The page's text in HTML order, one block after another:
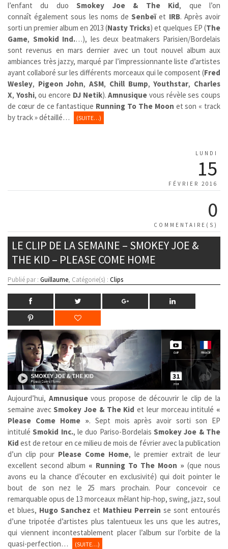
l’enfant du duoSmokey Joe & The Kid, que l’on
connaît également sous les noms deSenbeï et IRB. Après avoir
sorti un premier album en 2013 (Nasty Tricks) et quelques EP (The
Game, Smokid Ind.…), les deux beatmakers Parisien/Bordelais
sont revenus en mars dernier avec un tout nouvel album aux
ambiances très jazzy, marqué par l’impressionnante liste d’artistes
ayant collaboré sur les différents morceaux qui le composent (Fred
Wesley, Pigeon John, ASM, Chill Bump, Youthstar, Charles
X, Yoshi, ou encore DJ Netik).Amnusique vous révèle ses coups
de cœur de ce fantastique Running To The Moon et son « track
by track » détaillé…
(SUITE…)
LUNDI
15
FÉVRIER 2016
0
COMMENTAIRE(S)
LE CLIP DE LA SEMAINE – SMOKEY JOE &
THE KID – PLEASE COME HOME
Publié par : Guillaume, Catégorie(s) : Clips
Aujourd’hui, Amnusiquevous propose de découvrir le clip de la
semaine avecSmokey Joe & The Kidet leur morceau intitulé «
Please Come Home ». Sept mois après avoir sorti son EP
intituléSmokid Inc., le duo Pariso-BordelaisSmokey Joe & The
Kid est de retour en ce milieu de mois de février avec la publication
d’un clip pour Please Come Home, le premier extrait de leur
excellent second album « Running To The Moon » (que nous
avons eu la chance d’écouter en exclusivité) qui doit pointer le
bout de son nez le 25 mars prochain. Pour concevoir ce
remarquable opus de 13 morceaux mêlant hip-hop, swing, jazz, soul
et blues, Hugo Sanchez et Mathieu Perrein se sont entourés
d’une tripotée d’artistes plus talentueux les uns que les autres,
qui viennent incontestablement placer l’album sur l’orbite de la
quasi-perfection…
(SUITE…)